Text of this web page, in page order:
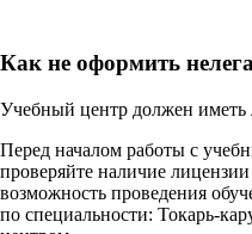
Как не оформить
Учебный центр должен
Перед началом работы с
проверяйте наличие
возможность проведения
по специальности: Токарь-